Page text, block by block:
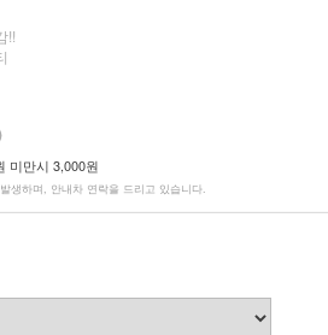
!!
미만시 3,000원
생하며, 안내차 연락을 드리고 있습니다.